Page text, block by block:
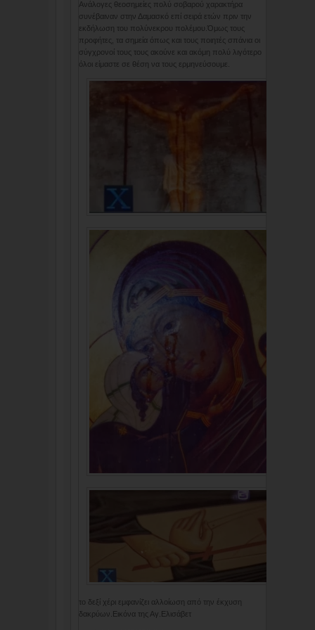
Ανάλογες θεοσημείες πολύ σοβαρού χαρακτήρα
συνέβαιναν στην Δαμασκό επί σειρά ετών πριν την
εκδήλωση του πολύνεκρου πολέμου.Όμως τους
προφήτες, τα σημεία όπως και τους ποιητές σπάνια οι
σύγχρονοί τους τους ακούνε και ακόμη πολύ λιγότερο
όλοι είμαστε σε θέση να τους ερμηνεύσουμε.
το δεξί χέρι εμφανίζει αλλοίωση από την έκχυση
δακρύων.Εικόνα της Αγ.Ελισάβετ